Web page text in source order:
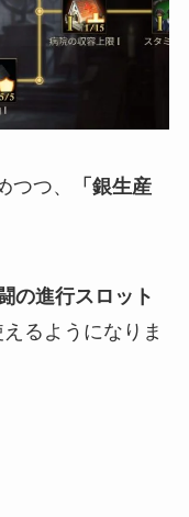
つ、
「銀生産
の進行スロット
るようになりま